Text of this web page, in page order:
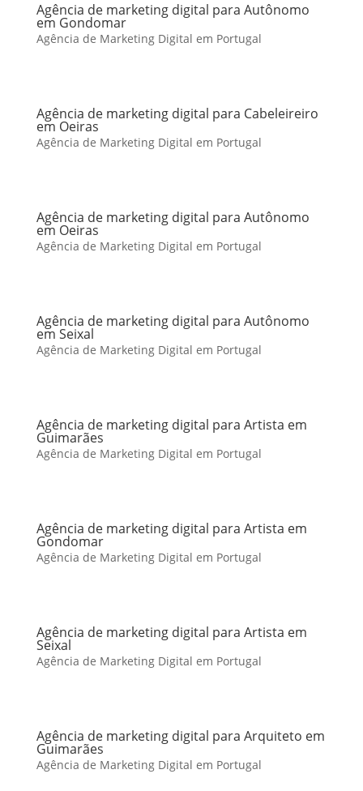
Agência de marketing digital para Autônomo
em Gondomar
Agência de Marketing Digital em Portugal
Agência de marketing digital para Cabeleireiro
em Oeiras
Agência de Marketing Digital em Portugal
Agência de marketing digital para Autônomo
em Oeiras
Agência de Marketing Digital em Portugal
Agência de marketing digital para Autônomo
em Seixal
Agência de Marketing Digital em Portugal
Agência de marketing digital para Artista em
Guimarães
Agência de Marketing Digital em Portugal
Agência de marketing digital para Artista em
Gondomar
Agência de Marketing Digital em Portugal
Agência de marketing digital para Artista em
Seixal
Agência de Marketing Digital em Portugal
Agência de marketing digital para Arquiteto em
Guimarães
Agência de Marketing Digital em Portugal